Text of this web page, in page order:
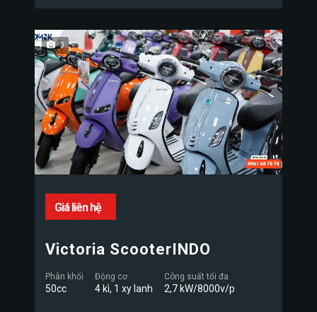
3
Giá liên hệ
Victoria ScooterINDO
Phân khối
50cc
Động cơ
4 kì, 1 xy lanh
Công suất tối đa
2,7 kW/8000v/p